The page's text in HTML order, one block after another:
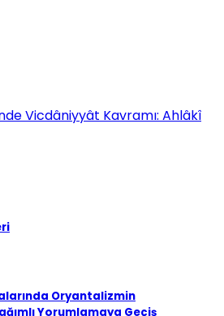
Vicdâniyyât Kavramı: Ahlâkî
Oryantalizmin
Yorumlamaya Geçiş